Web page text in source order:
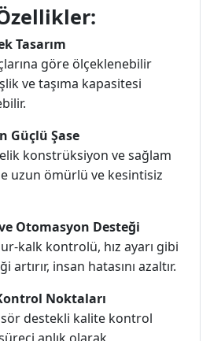
Tasarım
göre ölçeklenebilir
ve taşıma kapasitesi
Güçlü Şase
konstrüksiyon ve sağlam
uzun ömürlü ve kesintisiz
Otomasyon Desteği
kalk kontrolü, hız ayarı gibi
insan hatasını azaltır.
Noktaları
destekli kalite kontrol